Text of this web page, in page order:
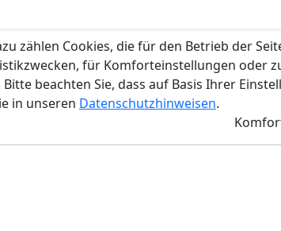
zählen Cookies, die für den Betrieb der
für Komforteinstellungen oder
beachten Sie, dass auf Basis Ihrer
in unseren Datenschutzhinweisen.